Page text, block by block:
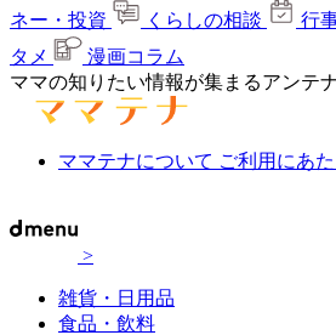
ネー・投資
くらしの相談 行
タメ
漫画コラム
ママの知りたい情報が集まるアンテ
ママテナについて ご利用にあ
>
雑貨・日用品
食品・飲料